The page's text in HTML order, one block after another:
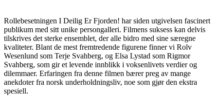
Rollebesetningen I Deilig Er Fjorden! har siden utgivelsen fascinert
publikum med sitt unike persongalleri. Filmens suksess kan delvis
tilskrives det sterke ensemblet, der alle bidro med sine særegne
kvaliteter. Blant de mest fremtredende figurene finner vi Rolv
Wesenlund som Terje Svahberg, og Elsa Lystad som Rigmor
Svahberg, som gir et levende innblikk i voksenlivets verdier og
dilemmaer. Erfaringen fra denne filmen bærer preg av mange
anekdoter fra norsk underholdningsliv, noe som gjør den ekstra
spesiell.